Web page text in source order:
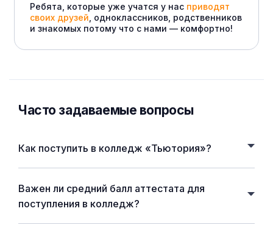
Ребята, которые уже учатся у нас приводят
своих друзей , одноклассников, родственников
и знакомых потому что с нами — комфортно!
Часто задаваемые вопросы
Как поступить в колледж «Тьютория»?
Важен ли средний балл аттестата для
поступления в колледж?